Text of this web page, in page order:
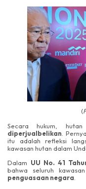
(
Secara hukum,
diperjualbelikan .
itu adalah refleksi
kawasan hutan dalam
Dalam UU No. 41
bahwa seluruh
penguasaan negara